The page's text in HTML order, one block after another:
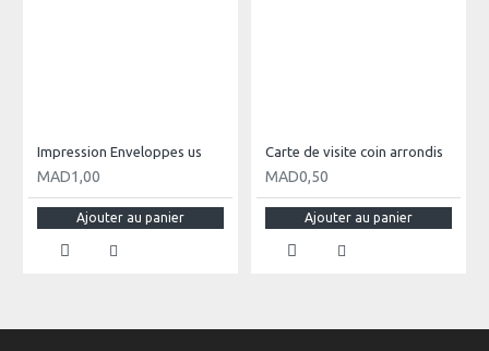
Impression Enveloppes us
MAD1,00
Ajouter au panier
Carte de visite coin arrondis
MAD0,50
Ajouter au panier